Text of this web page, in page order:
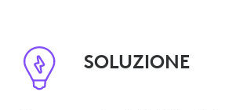
SOLUZIONE